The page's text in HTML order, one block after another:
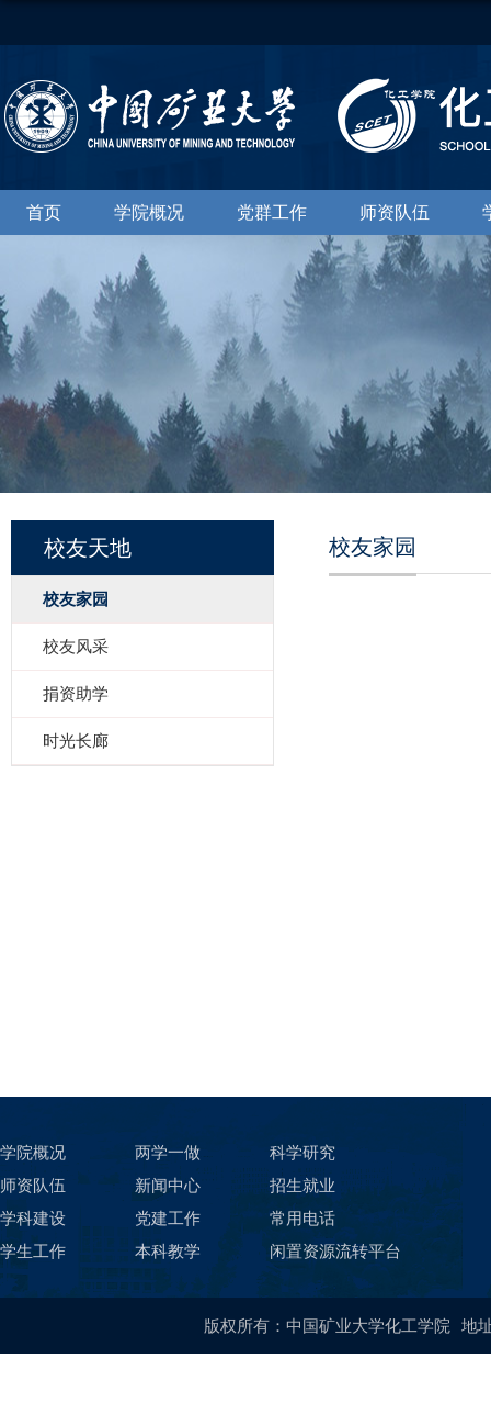
首页 学院概况 党群工作 师资队伍
校友天地
校友家园
校友风采
捐资助学
时光长廊
校友家园
学院概况 两学一做
科学研究
师资队伍
新闻中心
招生就业
学科建设
党建工作
常用电话
学生工作
本科教学 闲置资源流转平台
版权所有：中国矿业大学化工学院 地